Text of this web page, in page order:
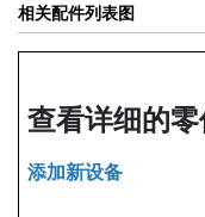
相关配件列表图
查看详细的
添加新设备